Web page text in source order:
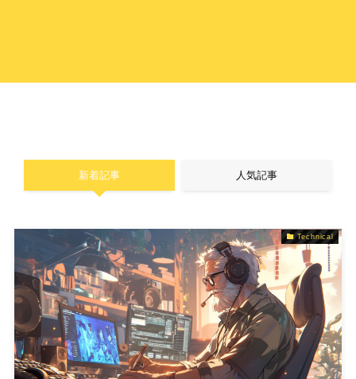
新着記事 人気記事
Technical